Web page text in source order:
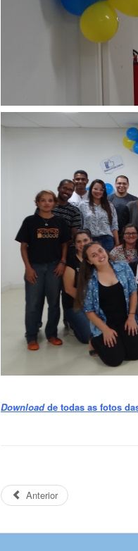
Downloadde todas as fotos
Anterior